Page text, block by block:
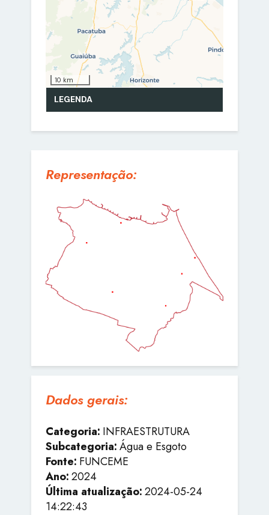
Representação:
Dados gerais:
Categoria: INFRAESTRUTURA
Subcategoria:Água e Esgoto
Fonte: FUNCEME
Ano:2024
Última atualização:2024-05-24
14:22:43